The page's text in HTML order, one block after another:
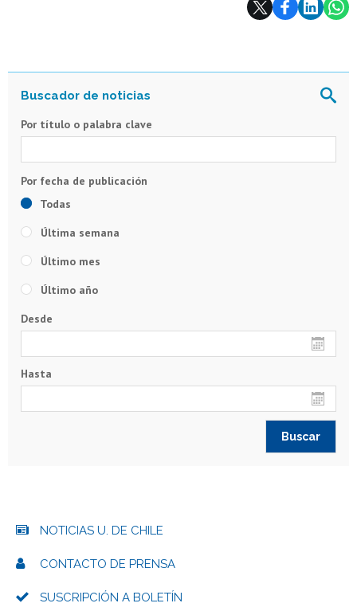
Por título o palabra clave
Todas
Última semana
Último mes
Último año
Desde
Hasta
NOTICIAS U. DE CHILE
CONTACTO DE PRENSA
SUSCRIPCIÓN A BOLETÍN